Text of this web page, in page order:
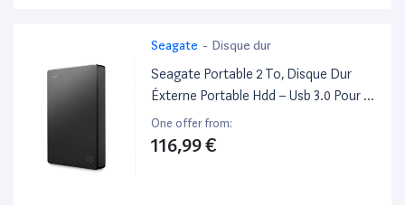
Seagate - Disque dur
Seagate Portable 2 To, Disque Dur
Éxterne Portable Hdd – Usb 3.0 Pour PC
Portable Et Mac (Stgx2000400), Noir
One offer from:
116,99 €